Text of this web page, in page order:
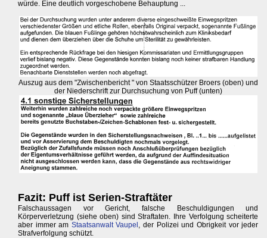
würde. Eine deutlich vorgeschobene Behauptung ...
Auszug aus dem "Zwischenbericht " von Staatsschützer Broers (oben) und
der Niederschrift zur Durchsuchung von Puff (unten)
Fazit: Puff ist Serien-Straftäter
Falschaussagen vor Gericht, falsche Beschuldigungen und
Körperverletzung (siehe oben) sind Straftaten. Ihre Verfolgung scheiterte
aber immer am Staatsanwalt Vaupel, der Polizei und Obrigkeit vor jeder
Strafverfolgung schützt.